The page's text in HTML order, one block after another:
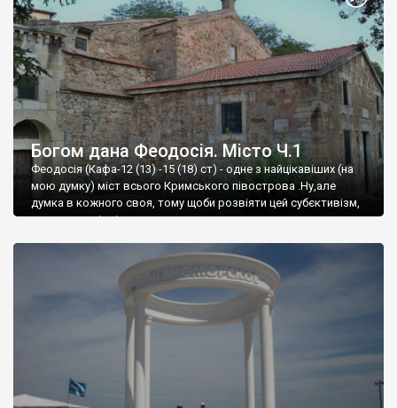
Богом дана Феодосія. Місто Ч.1
Феодосія (Кафа-12 (13) -15 (18) ст) - одне з найцікавіших (на
мою думку) міст всього Кримського півострова .Ну,але
думка в кожного своя, тому щоби розвіяти цей субєктивізм,
запрошую відвідати це